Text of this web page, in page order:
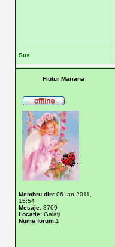
Sus
Flutur Mariana
Membru din: 06 Ian 2011,
15:54
Mesaje: 3769
Locatie: Galaţi
Nume forum:1